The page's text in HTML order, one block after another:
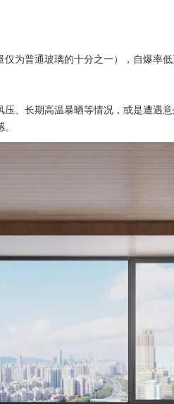
为普通玻璃的十分之一），自爆率
、长期高温暴晒等情况，或是遭遇